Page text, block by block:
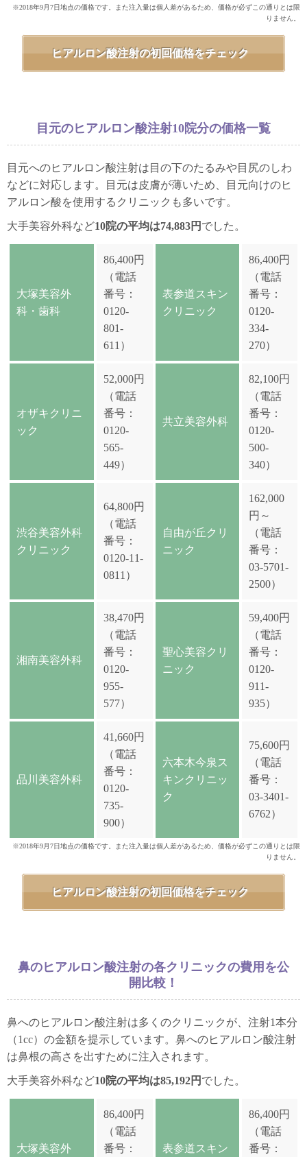
※2018年9月7日地点の価格です。また注入量は個人差があるため、価格が必ずこの通りとは限
りません。
ヒアルロン酸注射の初回価格をチェック
目元のヒアルロン酸注射10院分の価格一覧
目元へのヒアルロン酸注射は目の下のたるみや目尻のしわ
などに対応します。目元は皮膚が薄いため、目元向けのヒ
アルロン酸を使用するクリニックも多いです。
大手美容外科など10院の平均は74,883円 でした。
大塚美容外
科・歯科
86,400円
（電話
番号：
0120-
801-
611）
表参道スキン
クリニック
86,400円
（電話
番号：
0120-
334-
270）
オザキクリニ
ック
52,000円
（電話
番号：
0120-
565-
449）
共立美容外科
82,100円
（電話
番号：
0120-
500-
340）
渋谷美容外科
クリニック
64,800円
（電話
番号：
0120-11-
0811）
自由が丘クリ
ニック
162,000
円～
（電話
番号：
03-5701-
2500）
湘南美容外科
38,470円
（電話
番号：
0120-
955-
577）
聖心美容クリ
ニック
59,400円
（電話
番号：
0120-
911-
935）
品川美容外科
41,660円
（電話
番号：
0120-
735-
900）
六本木今泉ス
キンクリニッ
ク
75,600円
（電話
番号：
03-3401-
6762）
※2018年9月7日地点の価格です。また注入量は個人差があるため、価格が必ずこの通りとは限
りません。
ヒアルロン酸注射の初回価格をチェック
鼻のヒアルロン酸注射の各クリニックの費用を公
開比較！
鼻へのヒアルロン酸注射は多くのクリニックが、注射1本分
（1cc）の金額を提示しています。鼻へのヒアルロン酸注射
は鼻根の高さを出すために注入されます。
大手美容外科など10院の平均は85,192円 でした。
大塚美容外
86,400円
（電話
番号：
表参道スキン
86,400円
（電話
番号：